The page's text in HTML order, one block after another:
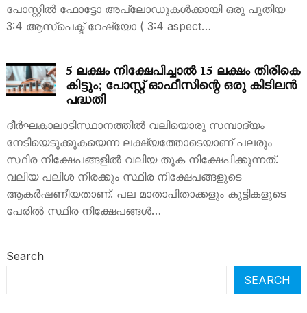
പോസ്റ്റിൽ ഫോട്ടോ അപ്‌ലോഡുകൾക്കായി ഒരു പുതിയ
3:4 ആസ്പെക്ട് റേഷ്യോ ( 3:4 aspect…
5 ലക്ഷം നിക്ഷേപിച്ചാൽ 15 ലക്ഷം തിരികെ
കിട്ടും; പോസ്റ്റ് ഓഫീസിന്റെ ഒരു കിടിലൻ
പദ്ധതി
ദീർഘകാലാടിസ്ഥാനത്തിൽ വലിയൊരു സമ്പാദ്യം
നേടിയെടുക്കുകയെന്ന ലക്ഷ്യത്തോടെയാണ് പലരും
സ്ഥിര നിക്ഷേപങ്ങളിൽ വലിയ തുക നിക്ഷേപിക്കുന്നത്.
വലിയ പലിശ നിരക്കും സ്ഥിര നിക്ഷേപങ്ങളുടെ
ആകർഷണീയതാണ്. പല മാതാപിതാക്കളും കുട്ടികളുടെ
പേരിൽ സ്ഥിര നിക്ഷേപങ്ങൾ…
Search
SEARCH